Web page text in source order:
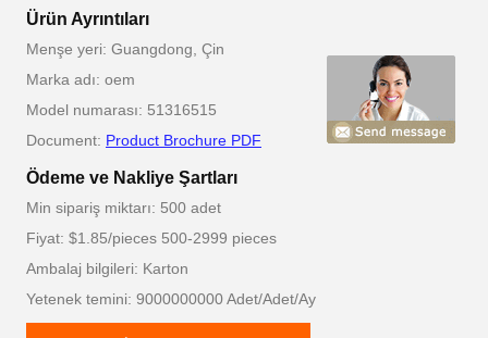
Ürün Ayrıntıları
Menşe yeri: Guangdong, Çin
Marka adı: oem
Model numarası: 51316515
Document: Product Brochure PDF
Ödeme ve Nakliye Şartları
Min sipariş miktarı: 500 adet
Fiyat: $1.85/pieces 500-2999 pieces
Ambalaj bilgileri: Karton
Yetenek temini: 9000000000 Adet/Adet/Ay